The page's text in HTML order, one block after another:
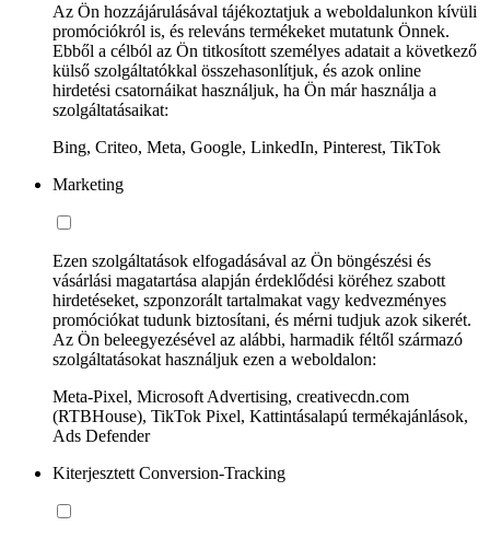
Az Ön hozzájárulásával tájékoztatjuk a weboldalunkon kívüli
promóciókról is, és releváns termékeket mutatunk Önnek.
Ebből a célból az Ön titkosított személyes adatait a következő
külső szolgáltatókkal összehasonlítjuk, és azok online
hirdetési csatornáikat használjuk, ha Ön már használja a
szolgáltatásaikat:
Bing, Criteo, Meta, Google, LinkedIn, Pinterest, TikTok
Marketing
Ezen szolgáltatások elfogadásával az Ön böngészési és
vásárlási magatartása alapján érdeklődési köréhez szabott
hirdetéseket, szponzorált tartalmakat vagy kedvezményes
promóciókat tudunk biztosítani, és mérni tudjuk azok sikerét.
Az Ön beleegyezésével az alábbi, harmadik féltől származó
szolgáltatásokat használjuk ezen a weboldalon:
Meta-Pixel, Microsoft Advertising, creativecdn.com
(RTBHouse), TikTok Pixel, Kattintásalapú termékajánlások,
Ads Defender
Kiterjesztett Conversion-Tracking